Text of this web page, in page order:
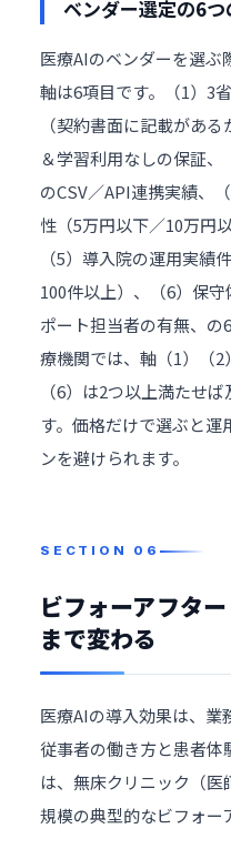
ベンダー選定の6つ
医療AIのベンダーを選ぶ
軸は6項目です。（1）3
（契約書面に記載があ
＆学習利用なしの保証
のCSV／API連携実績、
性（5万円以下／10万円
（5）導入院の運用実績
100件以上）、（6）保
ポート担当者の有無、の
療機関では、軸（1）（2
（6）は2つ以上満たせ
す。価格だけで選ぶと運
ンを避けられます。
ビフォーアフタ
まで変わる
医療AIの導入効果は、業
従事者の働き方と患者体
は、無床クリニック（医
規模の典型的なビフォー